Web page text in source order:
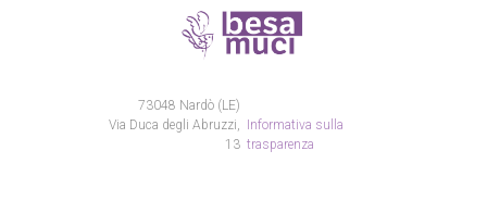
Informativa sulla
trasparenza
73048 Nardò (LE)
Via Duca degli Abruzzi,
13